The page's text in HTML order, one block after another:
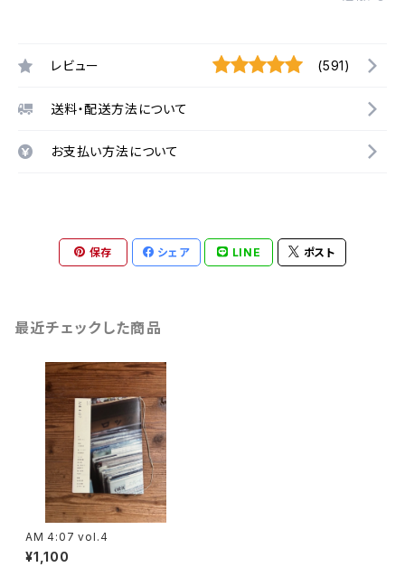
レビュー (591)
送料・配送方法について
お支払い方法について
保存 シェア LINE ポスト
最近チェックした商品
AM 4:07 vol.4
¥1,100